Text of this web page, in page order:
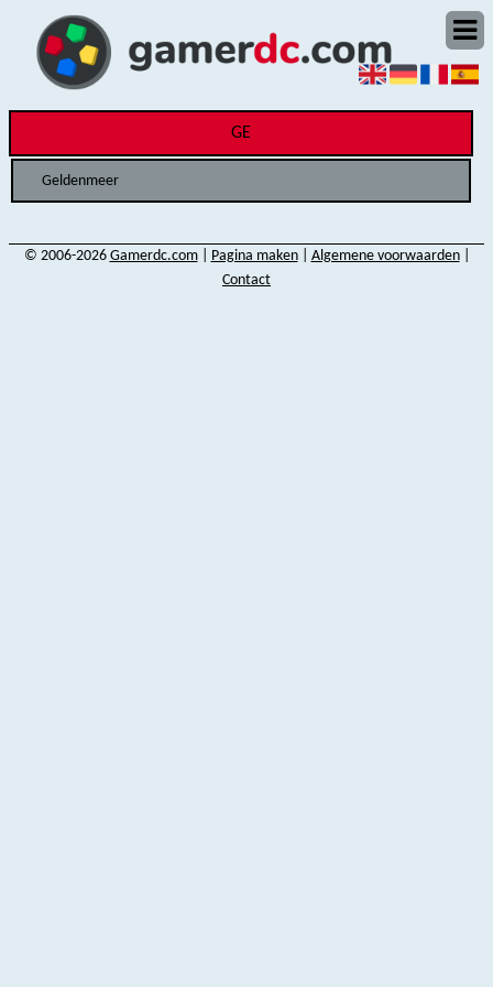
GE
Geldenmeer
© 2006-2026 Gamerdc.com| Pagina maken| Algemene voorwaarden|
Contact